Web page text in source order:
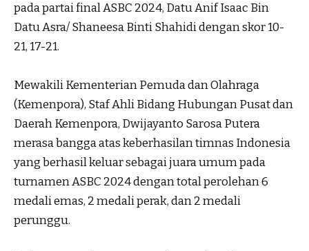
pada partai final ASBC 2024, Datu Anif Isaac Bin
Datu Asra/ Shaneesa Binti Shahidi dengan skor 10-
21, 17-21.
Mewakili Kementerian Pemuda dan Olahraga
(Kemenpora), Staf Ahli Bidang Hubungan Pusat dan
Daerah Kemenpora, Dwijayanto Sarosa Putera
merasa bangga atas keberhasilan timnas Indonesia
yang berhasil keluar sebagai juara umum pada
turnamen ASBC 2024 dengan total perolehan 6
medali emas, 2 medali perak, dan 2 medali
perunggu.